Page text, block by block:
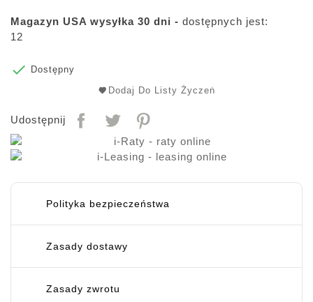
Magazyn USA wysyłka 30 dni - dostępnych jest:
12

Dostępny
Dodaj Do Listy Życzeń
Udostępnij
Polityka bezpieczeństwa
Zasady dostawy
Zasady zwrotu